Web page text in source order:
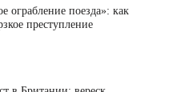
ограбление поезда»: как
преступление